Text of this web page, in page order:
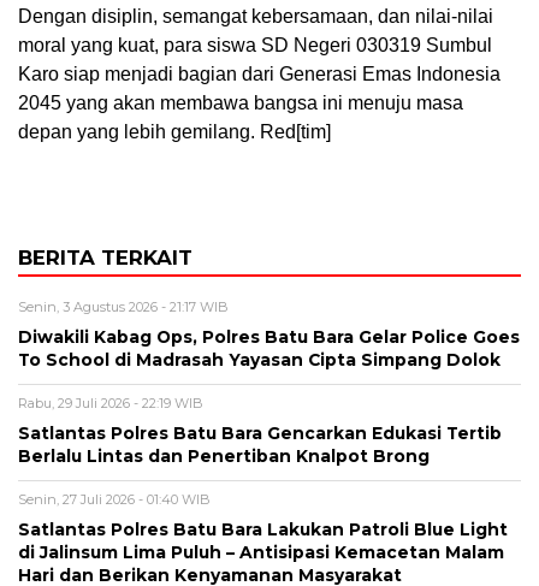
Dengan disiplin, semangat kebersamaan, dan nilai-nilai
moral yang kuat, para siswa SD Negeri 030319 Sumbul
Karo siap menjadi bagian dari Generasi Emas Indonesia
2045 yang akan membawa bangsa ini menuju masa
depan yang lebih gemilang. Red[tim]
BERITA TERKAIT
Senin, 3 Agustus 2026 - 21:17 WIB
Diwakili Kabag Ops, Polres Batu Bara Gelar Police Goes
To School di Madrasah Yayasan Cipta Simpang Dolok
Rabu, 29 Juli 2026 - 22:19 WIB
Satlantas Polres Batu Bara Gencarkan Edukasi Tertib
Berlalu Lintas dan Penertiban Knalpot Brong
Senin, 27 Juli 2026 - 01:40 WIB
Satlantas Polres Batu Bara Lakukan Patroli Blue Light
di Jalinsum Lima Puluh – Antisipasi Kemacetan Malam
Hari dan Berikan Kenyamanan Masyarakat